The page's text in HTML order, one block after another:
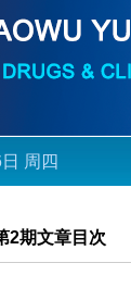
周四
2期文章目次